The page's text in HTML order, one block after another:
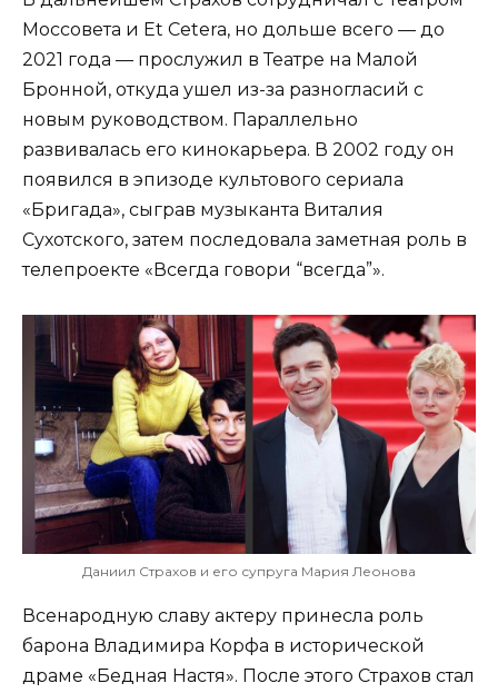
Моссовета и Et Cetera, но дольше всего — до
2021 года — прослужил в Театре на Малой
Бронной, откуда ушел из-за разногласий с
новым руководством. Параллельно
развивалась его кинокарьера. В 2002 году он
появился в эпизоде культового сериала
«Бригада», сыграв музыканта Виталия
Сухотского, затем последовала заметная роль в
телепроекте «Всегда говори “всегда”».
Даниил Страхов и его супруга Мария Леонова
Всенародную славу актеру принесла роль
барона Владимира Корфа в исторической
драме «Бедная Настя». После этого Страхов стал